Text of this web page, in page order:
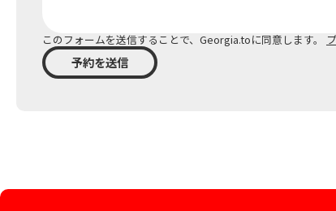
このフォームを送信することで、Georgia.toに同意します。
予約を送信